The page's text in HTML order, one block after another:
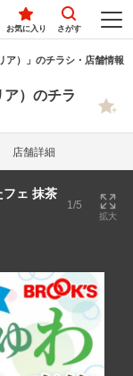
お気に入り さがす
ア）」のチラシ・店舗情報
）のチラ
店舗詳細
フェ 抹茶
1/5
拡大